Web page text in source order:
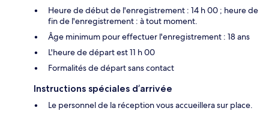
Heure de début de l'enregistrement : 14 h 00 ; heure de
fin de l'enregistrement : à tout moment.
Âge minimum pour effectuer l'enregistrement : 18 ans
L'heure de départ est 11 h 00
Formalités de départ sans contact
Instructions spéciales d’arrivée
Le personnel de la réception vous accueillera sur place.